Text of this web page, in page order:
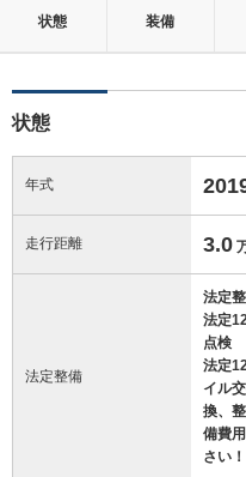
状態 装備
状態
年式
走行距離 3.0
法定整備
法定
法定
点検
法定
イル
換、
備費
さい！